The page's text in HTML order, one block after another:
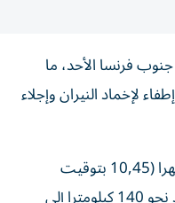
فرنسا الأحد، ما
لإخماد النيران وإجلاء
وبدأ الحريق حوالى الساعة 12,45 ظهرا (10,45 بتوقيت